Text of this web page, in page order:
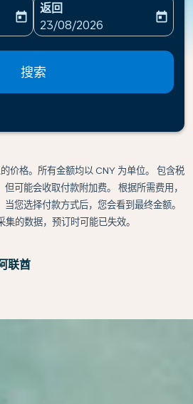
date-aria-label
today
返回
fc-booking-return-date-
23/08/2026
today
搜索
价格。所有金额均以 CNY 为单位。 包含税
可能会收取付款附加费。 根据所需费用，
您选择付款方式后，您会看到最终金额。
的数据，预订时可能已失效。
联酋